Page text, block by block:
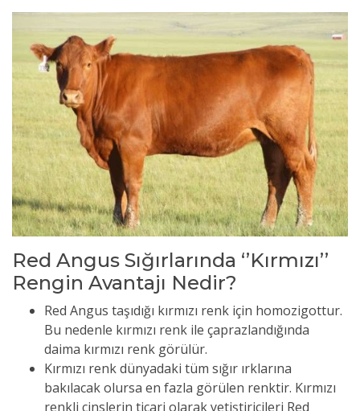
Red Angus Sığırlarında ‘’Kırmızı’’
Rengin Avantajı Nedir?
Red Angus taşıdığı kırmızı renk için homozigottur.
Bu nedenle kırmızı renk ile çaprazlandığında
daima kırmızı renk görülür.
Kırmızı renk dünyadaki tüm sığır ırklarına
bakılacak olursa en fazla görülen renktir. Kırmızı
renkli cinslerin ticari olarak yetiştiricileri Red